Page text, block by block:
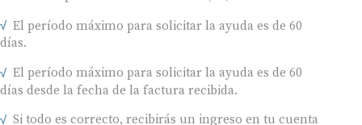
El período máximo para solicitar la ayuda es de 60
días.
El período máximo para solicitar la ayuda es de 60
días desde la fecha de la factura recibida.
Si todo es correcto, recibirás un ingreso en tu cuenta